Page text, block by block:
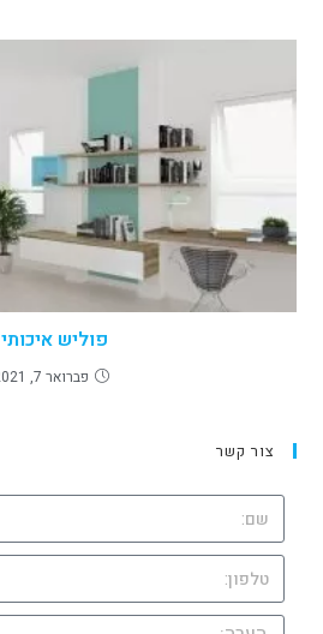
פוליש איכותי
פברואר 7, 2021
צור קשר